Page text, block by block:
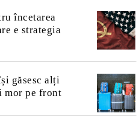
încetarea
e strategia
găsesc alți
mor pe front